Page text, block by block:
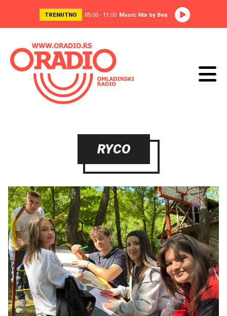
TRENUTNO 05:00 - 11:00 Music Mix by Bea
RYCO